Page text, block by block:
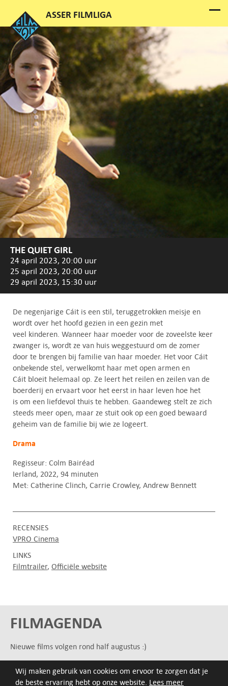
Wij maken gebruik van cookies om ervoor te zorgen dat je
de beste ervaring hebt op onze website. Lees meer
THE QUIET GIRL
24 april 2023, 20:00 uur
25 april 2023, 20:00 uur
29 april 2023, 15:30 uur
De negenjarige Cáit is een stil, teruggetrokken meisje en
wordt over het hoofd gezien in een gezin met
veel kinderen. Wanneer haar moeder voor de zoveelste keer
zwanger is, wordt ze van huis weggestuurd om de zomer
door te brengen bij familie van haar moeder. Het voor Cáit
onbekende stel, verwelkomt haar met open armen en
Cáit bloeit helemaal op. Ze leert het reilen en zeilen van de
boerderij en ervaart voor het eerst in haar leven hoe het
is om een liefdevol thuis te hebben. Gaandeweg stelt ze zich
steeds meer open, maar ze stuit ook op een goed bewaard
geheim van de familie bij wie ze logeert.
Drama
Regisseur: Colm Bairéad
Ierland, 2022, 94 minuten
Met: Catherine Clinch, Carrie Crowley, Andrew Bennett
RECENSIES
VPRO Cinema
LINKS
Filmtrailer Officiële website
FILMAGENDA
Nieuwe films volgen rond half augustus :)
ARCHIEF